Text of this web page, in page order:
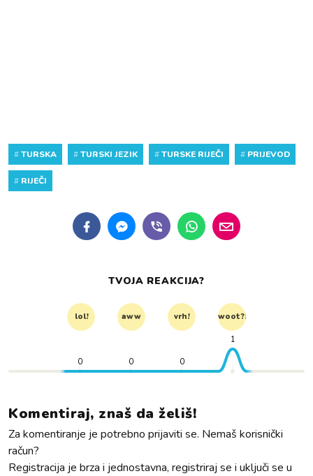
#TURSKA #TURSKI JEZIK #TURSKE RIJEČI # PRIJEVOD
# RIJEČI
TVOJA REAKCIJA?
lol! aww vrh! woot?!
0 0 0
1
Komentiraj, znaš da želiš!
Za komentiranje je potrebno prijaviti se. Nemaš korisnički
račun?
Registracija je brza i jednostavna, registriraj se i uključi se u